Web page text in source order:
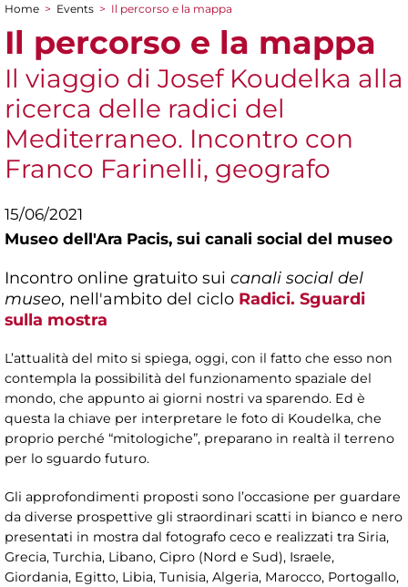
You are here
Home > Events > Il percorso e la mappa
Il percorso e la mappa
Il viaggio di Josef Koudelka alla
ricerca delle radici del
Mediterraneo. Incontro con
Franco Farinelli, geografo
15/06/2021
Museo dell'Ara Pacis, sui canali social del museo
Incontro online gratuito sui canali social del
museo, nell'ambito del ciclo Radici. Sguardi
sulla mostra
L’attualità del mito si spiega, oggi, con il fatto che esso non
contempla la possibilità del funzionamento spaziale del
mondo, che appunto ai giorni nostri va sparendo. Ed è
questa la chiave per interpretare le foto di Koudelka, che
proprio perché “mitologiche”, preparano in realtà il terreno
per lo sguardo futuro.
Gli approfondimenti proposti sono l’occasione per guardare
da diverse prospettive gli straordinari scatti in bianco e nero
presentati in mostra dal fotografo ceco e realizzati tra Siria,
Grecia, Turchia, Libano, Cipro (Nord e Sud), Israele,
Giordania, Egitto, Libia, Tunisia, Algeria, Marocco, Portogallo,